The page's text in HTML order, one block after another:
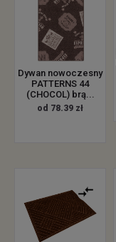
Dywan nowoczesny
PATTERNS 44
(CHOCOL) brą...
od 78.39 zł